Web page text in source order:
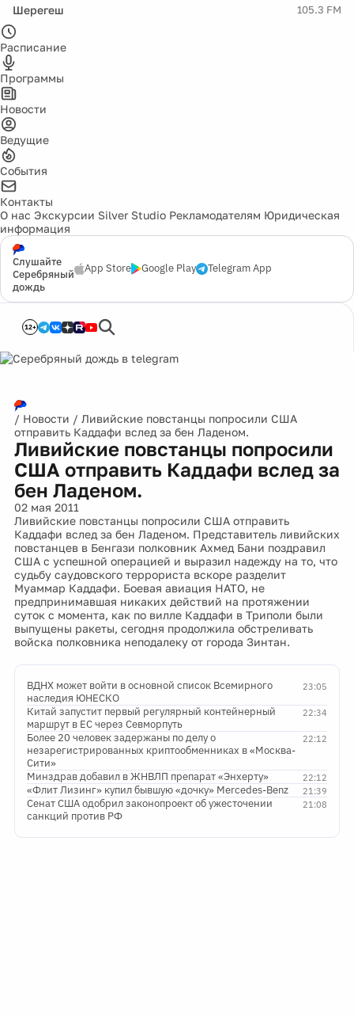
Шерегеш 105.3 FM
Расписание
Программы
Новости
Ведущие
События
Контакты
О нас Экскурсии Silver Studio Рекламодателям Юридическая
информация
Слушайте
Серебряный
дождь
App Store Google Play Telegram App
12+
/ Новости / Ливийские повстанцы попросили США
отправить Каддафи вслед за бен Ладеном.
Ливийские повстанцы попросили
США отправить Каддафи вслед за
бен Ладеном.
02 мая 2011
Ливийские повстанцы попросили США отправить
Каддафи вслед за бен Ладеном. Представитель ливийских
повстанцев в Бенгази полковник Ахмед Бани поздравил
США с успешной операцией и выразил надежду на то, что
судьбу саудовского террориста вскоре разделит
Муаммар Каддафи. Боевая авиация НАТО, не
предпринимавшая никаких действий на протяжении
суток с момента, как по вилле Каддафи в Триполи были
выпущены ракеты, сегодня продолжила обстреливать
войска полковника неподалеку от города Зинтан.
23:05
ВДНХ может войти в основной список Всемирного
наследия ЮНЕСКО
22:34
Китай запустит первый регулярный контейнерный
маршрут в ЕС через Севморпуть
22:12
Более 20 человек задержаны по делу о
незарегистрированных криптообменниках в «Москва-
Сити»
22:12
Минздрав добавил в ЖНВЛП препарат «Энхерту»
21:39
«Флит Лизинг» купил бывшую «дочку» Mercedes-Benz
21:08
Сенат США одобрил законопроект об ужесточении
санкций против РФ